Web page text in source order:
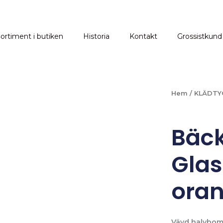
i butiken Historia Kontakt Grossistkund
Hem /